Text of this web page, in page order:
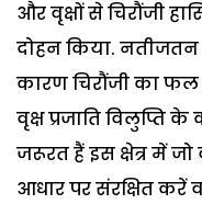
और वृक्षों से चिरौंजी
दोहन किया.
कारण चिरौंजी का फल
वृक्ष प्रजाति विलुप्ति
जरूरत हैं इस क्षेत्र में
आधार पर संरक्षित करें